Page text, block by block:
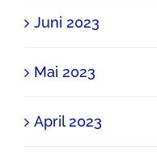
Juni 2023
Mai 2023
April 2023